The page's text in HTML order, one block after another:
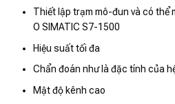
Thiết lập trạm mô-đun và có thể
O SIMATIC S7-1500
Hiệu suất tối đa
Chẩn đoán như là đặc tính của
Mật độ kênh cao